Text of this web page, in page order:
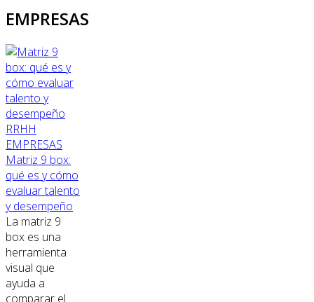
EMPRESAS
RRHH
EMPRESAS
Matriz 9 box:
qué es y cómo
evaluar talento
y desempeño
La matriz 9
box es una
herramienta
visual que
ayuda a
comparar el